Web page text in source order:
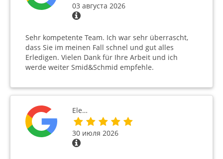
03 августа 2026
Sehr kompetente Team. Ich war sehr überrascht,
dass Sie im meinen Fall schnel und gut alles
Erledigen. Vielen Dank für Ihre Arbeit und ich
werde weiter Smid&Schmid empfehle.
Ele…
30 июля 2026